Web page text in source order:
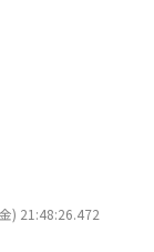
) 21:48:26.472